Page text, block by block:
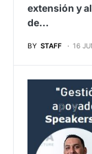
extensión y
de…
BY STAFF 16